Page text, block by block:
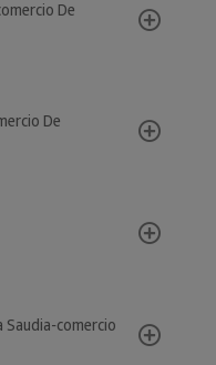
De
De
Saudia-comercio